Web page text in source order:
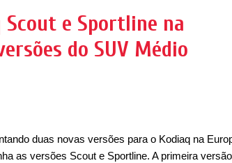
Seat e já vendeu mais de 5,4 milhões de
pode marcar uma nova fase para a Seat e as
ainda no primeiro trimestre na Europa...
Scout e Sportline na
do SUV Médio
duas novas versões para o Kodiaq na
as versões Scout e Sportline. A primeira versão